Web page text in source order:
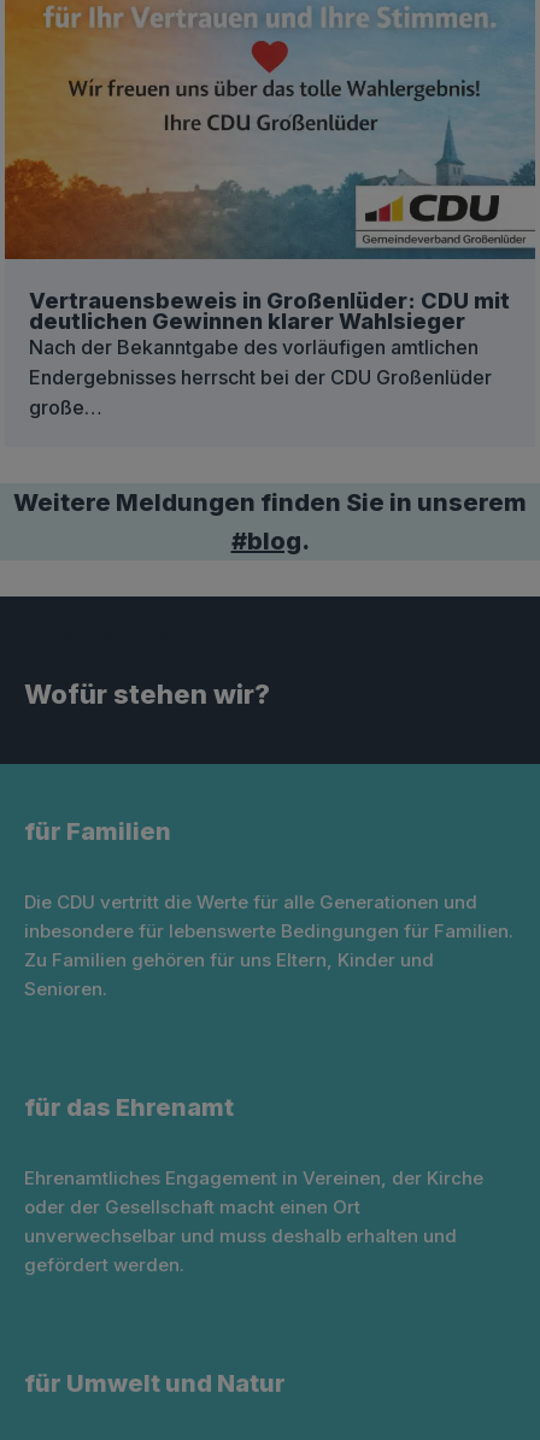
Vertrauensbeweis in Großenlüder: CDU mit
deutlichen Gewinnen klarer Wahlsieger
Nach der Bekanntgabe des vorläufigen amtlichen
Endergebnisses herrscht bei der CDU Großenlüder
große…
Weitere Meldungen finden Sie in unserem
#blog.
Wofür stehen wir?
für Familien
Die CDU vertritt die Werte für alle Generationen und
inbesondere für lebenswerte Bedingungen für Familien.
Zu Familien gehören für uns Eltern, Kinder und
Senioren.
für das Ehrenamt
Ehrenamtliches Engagement in Vereinen, der Kirche
oder der Gesellschaft macht einen Ort
unverwechselbar und muss deshalb erhalten und
gefördert werden.
für Umwelt und Natur